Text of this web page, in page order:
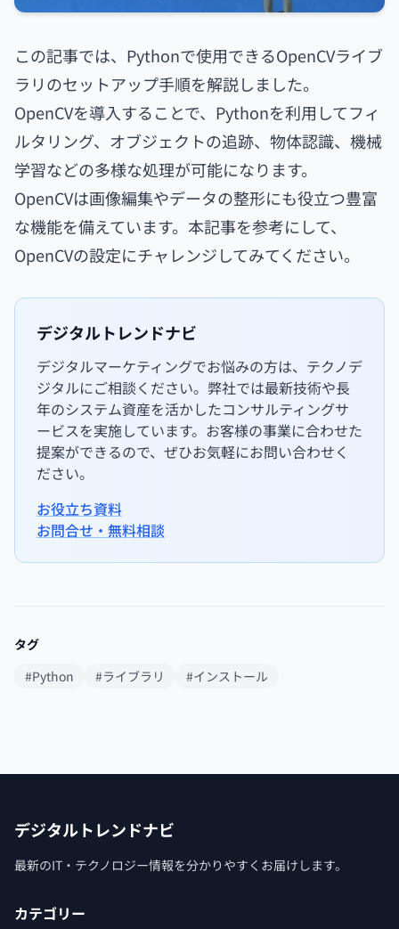
この記事では、Pythonで使用できるOpenCVライブ
ラリのセットアップ手順を解説しました。
OpenCVを導入することで、Pythonを利用してフィ
ルタリング、オブジェクトの追跡、物体認識、機械
学習などの多様な処理が可能になります。
OpenCVは画像編集やデータの整形にも役立つ豊富
な機能を備えています。本記事を参考にして、
OpenCVの設定にチャレンジしてみてください。
デジタルトレンドナビ
デジタルマーケティングでお悩みの方は、テクノデ
ジタルにご相談ください。弊社では最新技術や長
年のシステム資産を活かしたコンサルティングサ
ービスを実施しています。お客様の事業に合わせた
提案ができるので、ぜひお気軽にお問い合わせく
ださい。
お役立ち資料
お問合せ・無料相談
タグ
#Python
#ライブラリ #インストール
デジタルトレンドナビ
最新のIT・テクノロジー情報を分かりやすくお届けします。
カテゴリー